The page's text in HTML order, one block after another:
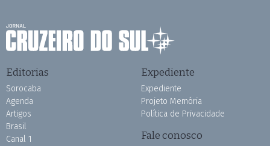
Editorias
Sorocaba
Agenda
Artigos
Brasil
Canal 1
Expediente
Expediente
Projeto Memória
Política de Privacidade
Fale conosco